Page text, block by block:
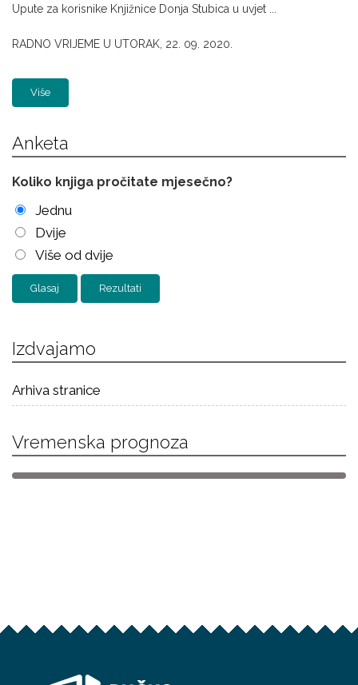
Upute za korisnike Knjižnice Donja Stubica u uvjet ...
RADNO VRIJEME U UTORAK, 22. 09. 2020.
Više
Anketa
Koliko knjiga pročitate mjesečno?
Jednu
Dvije
Više od dvije
Rezultati
Izdvajamo
Arhiva stranice
Vremenska prognoza